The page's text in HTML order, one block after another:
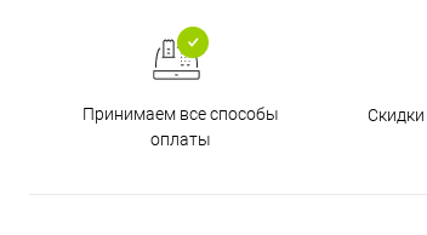
Принимаем все способы
оплаты